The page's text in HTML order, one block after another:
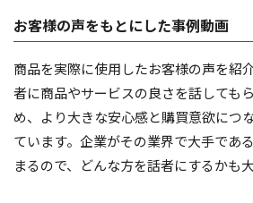
お客様の声をもとにした事例動画
商品を実際に使用したお客様の声を紹
者に商品やサービスの良さを話しても
め、より大きな安心感と購買意欲につ
ています。企業がその業界で大手であ
まるので、どんな方を話者にするかも